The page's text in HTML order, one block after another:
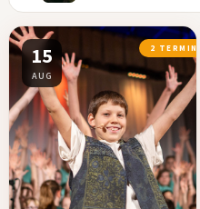
15
AUG
2 TERMINE